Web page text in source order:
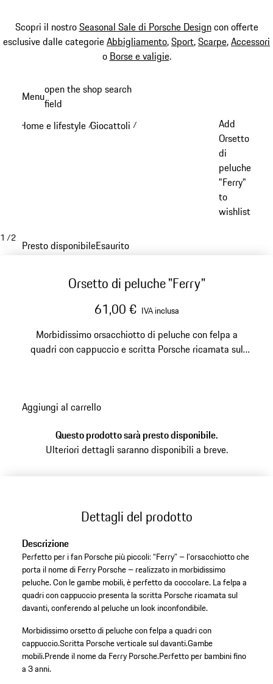
Scopri il nostroSeasonal Sale di Porsche Designcon offerte
esclusive dalle categorieAbbigliamento,Sport,Scarpe,Accessori
o Borse e valigie.
principale
Menuopen the shop search
field
Home e lifestyle /Giocattoli /
Add
Orsetto
di
peluche
"Ferry"
to
wishlist
1 /2
Presto disponibileEsaurito
Orsetto di peluche "Ferry"
61,00 € IVA inclusa
Morbidissimo orsacchiotto di peluche con felpa a
quadri con cappuccio e scritta Porsche ricamata sul
Aggiungi al carrello
Questo prodotto sarà presto disponibile.
Ulteriori dettagli saranno disponibili a breve.
Dettagli del prodotto
Descrizione
Perfetto per i fan Porsche più piccoli: “Ferry” – l'orsacchiotto che
porta il nome di Ferry Porsche – realizzato in morbidissimo
peluche. Con le gambe mobili, è perfetto da coccolare. La felpa a
quadri con cappuccio presenta la scritta Porsche ricamata sul
davanti, conferendo al peluche un look inconfondibile.
Morbidissimo orsetto di peluche con felpa a quadri con
cappuccio.Scritta Porsche verticale sul davanti.Gambe
mobili.Prende il nome da Ferry Porsche.Perfetto per bambini fino
a 3 anni.